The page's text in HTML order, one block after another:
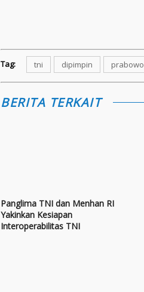
Tag: tni dipimpin prabowo
BERITA TERKAIT
Panglima TNI dan Menhan RI
Yakinkan Kesiapan
Interoperabilitas TNI